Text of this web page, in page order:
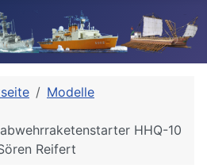
Modelle
HHQ-10
Reifert